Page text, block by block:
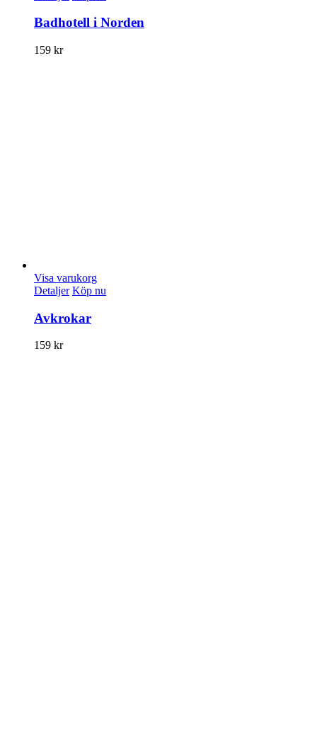
Badhotell i Norden
159 kr
Visa varukorg
Detaljer Köp nu
Avkrokar
159 kr